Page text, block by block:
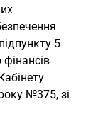
5
фiнансiв
№375, зi